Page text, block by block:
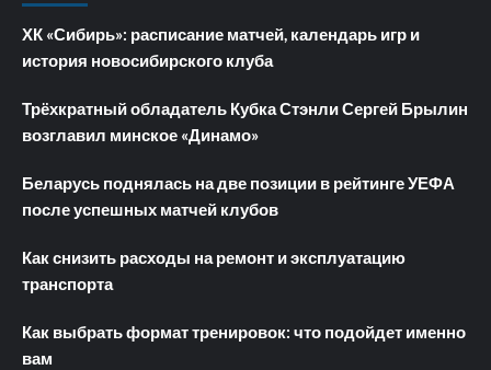
ХК «Сибирь»: расписание матчей, календарь игр и
история новосибирского клуба
Трёхкратный обладатель Кубка Стэнли Сергей Брылин
возглавил минское «Динамо»
Беларусь поднялась на две позиции в рейтинге УЕФА
после успешных матчей клубов
Как снизить расходы на ремонт и эксплуатацию
транспорта
Как выбрать формат тренировок: что подойдет именно
вам